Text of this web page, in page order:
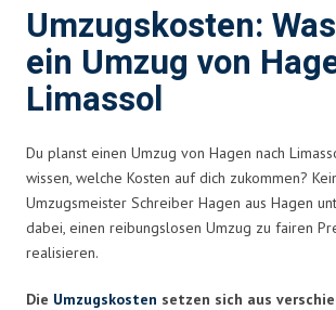
Umzugskosten:
ein Umzug von
Limassol
Du planst einen Umzug von Hagen nach
wissen, welche Kosten auf dich zukommen?
Umzugsmeister Schreiber Hagen aus Hagen
dabei, einen reibungslosen Umzug zu fairen
realisieren.
Die Umzugskosten setzen sich aus